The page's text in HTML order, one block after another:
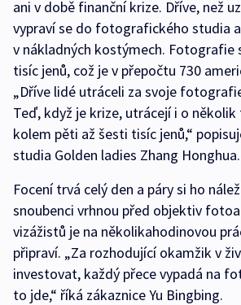
ani v době finanční krize. Dříve, než
vypraví se do fotografického studia
v nákladných kostýmech.
tisíc jenů, což je v přepočtu 730
„Dříve lidé utráceli za svoje
Teď, když je krize, utrácejí i o několik
kolem pěti až šesti tisíc jenů,“
studia Golden ladies Zhang Honghua.
Focení trvá celý den a páry si ho
snoubenci vrhnou před objektiv
vizážistů je na několikahodinovou
připraví. „Za rozhodující okamžik v
investovat, každý přece vypadá na
to jde,“ říká zákaznice Yu Bingbing.